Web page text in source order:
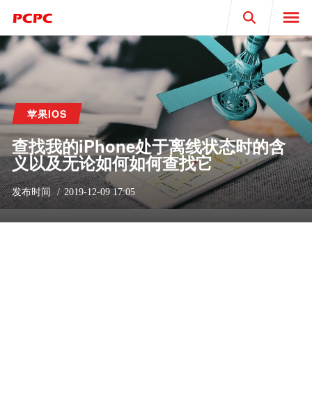
Search
苹果IOS
查找我的iPhone处于离线状态时的含
义以及无论如何如何查找它
发布时间 2019-12-09 17:05